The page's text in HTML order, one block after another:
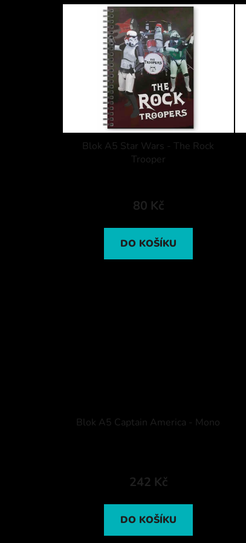
Blok A5 Star Wars - The Rock
Trooper
80 Kč
DO KOŠÍKU
Blok A5 Captain America - Mono
242 Kč
DO KOŠÍKU